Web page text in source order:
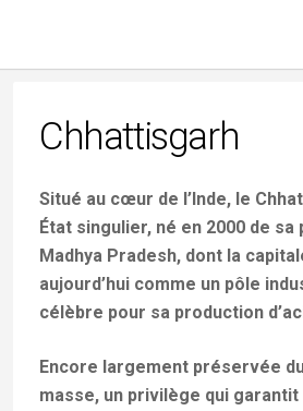
Chhattisgarh
Situé au cœur de l’Inde, le
État singulier, né en 2000 de sa
Madhya Pradesh, dont la
aujourd’hui comme un pôle
célèbre pour sa production
Encore largement préservée
masse, un privilège qui